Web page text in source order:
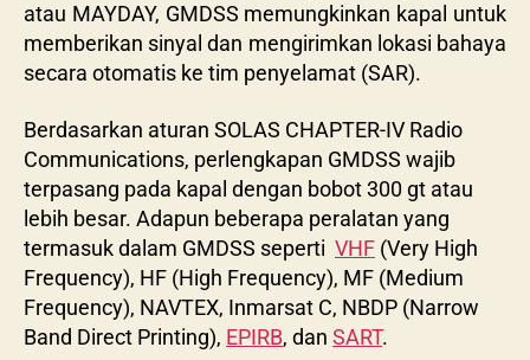
atau MAYDAY, GMDSS memungkinkan kapal untuk
memberikan sinyal dan mengirimkan lokasi bahaya
secara otomatis ke tim penyelamat (SAR).
Berdasarkan aturan SOLAS CHAPTER-IV Radio
Communications, perlengkapan GMDSS wajib
terpasang pada kapal dengan bobot 300 gt atau
lebih besar. Adapun beberapa peralatan yang
termasuk dalam GMDSS seperti VHF (Very High
Frequency), HF (High Frequency), MF (Medium
Frequency), NAVTEX, Inmarsat C, NBDP (Narrow
Band Direct Printing), EPIRB, dan SART.